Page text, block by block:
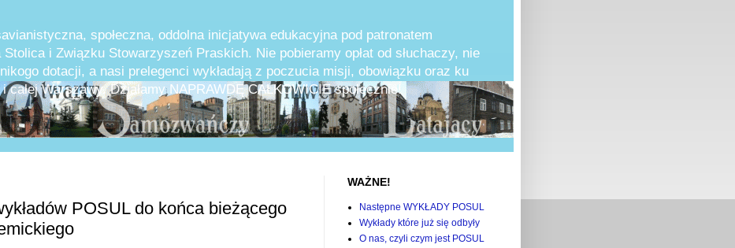
społeczna, oddolna inicjatywa edukacyjna pod patronatem
i Związku Stowarzyszeń Praskich. Nie pobieramy opłat od słuchaczy, nie
dotacji, a nasi prelegenci wykładają z poczucia misji, obowiązku oraz ku
całej Warszawy. Działamy NAPRAWDĘ CAŁKOWICIE społecznie!
POSUL do końca bieżącego
WAŻNE!
Następne WYKŁADY POSUL
Wykłady które już się odbyły
O nas, czyli czym jest POSUL